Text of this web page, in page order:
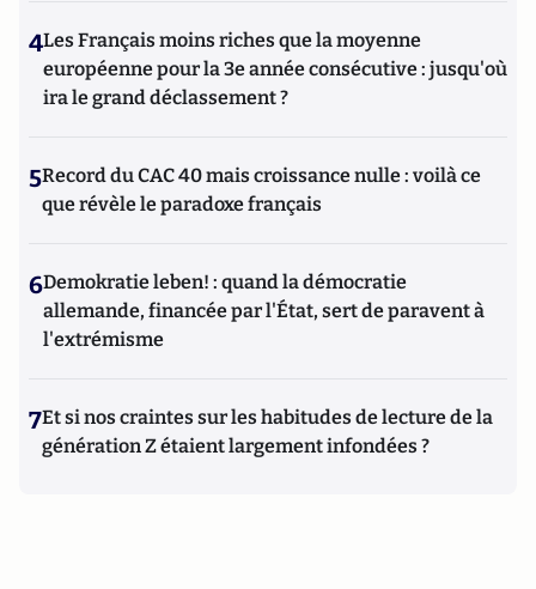
4Les Français moins riches que la moyenne
européenne pour la 3e année consécutive : jusqu'où
ira le grand déclassement ?
5Record du CAC 40 mais croissance nulle : voilà ce
que révèle le paradoxe français
6Demokratie leben! : quand la démocratie
allemande, financée par l'État, sert de paravent à
l'extrémisme
7Et si nos craintes sur les habitudes de lecture de la
génération Z étaient largement infondées ?